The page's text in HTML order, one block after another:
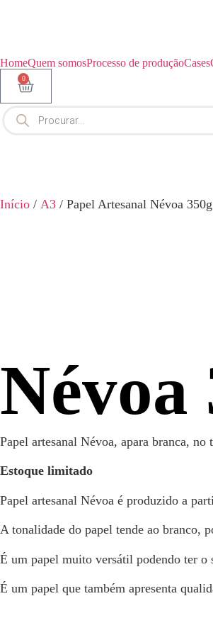
HomeQuem somosProcesso de produçãoCases
0
Início / A3 / Papel Artesanal Névoa
Névoa
Papel artesanal Névoa, apara branca,
Estoque limitado
Papel artesanal Névoa é produzido a
A tonalidade do papel tende ao branco,
É um papel muito versátil podendo ter o
É um papel que também apresenta